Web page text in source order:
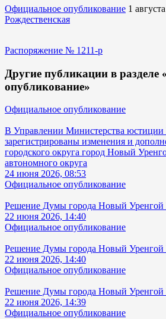
Официальное опубликование 1
Рождественская
Распоряжение № 1211-р
Другие публикации в
опубликование»
Официальное опубликование
В Управлении Министерства
зарегистрированы изменения и
городского округа город Новый
автономного округа
24 июня 2026, 08:53
Официальное опубликование
Решение Думы города Новый Уренгой
22 июня 2026, 14:40
Официальное опубликование
Решение Думы города Новый Уренгой
22 июня 2026, 14:40
Официальное опубликование
Решение Думы города Новый Уренгой
22 июня 2026, 14:39
Официальное опубликование